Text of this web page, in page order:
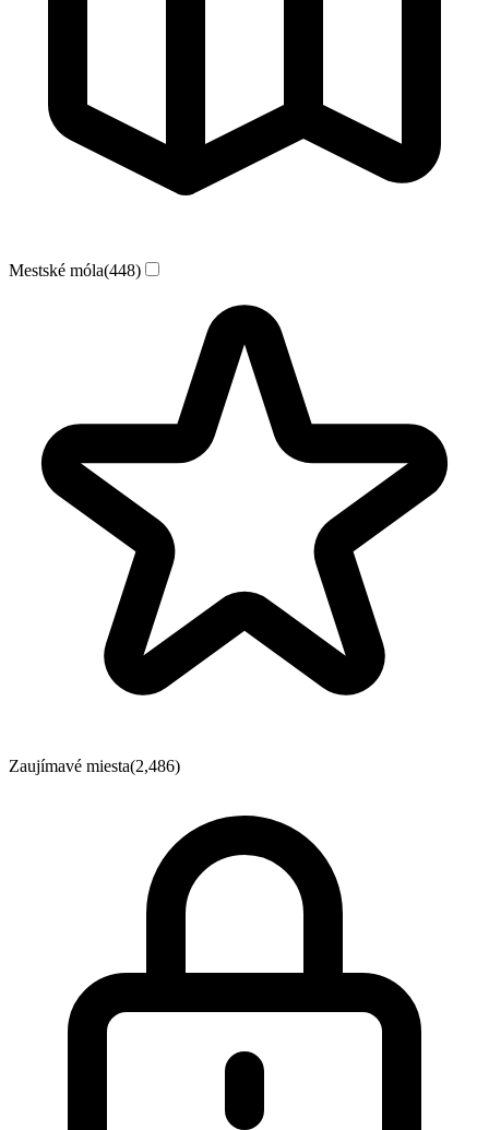
Mestské móla(448)
Zaujímavé miesta(2,486)